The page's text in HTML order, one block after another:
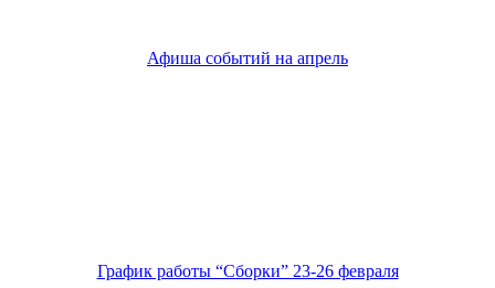
Афиша событий на апрель
График работы “Сборки” 23-26 февраля